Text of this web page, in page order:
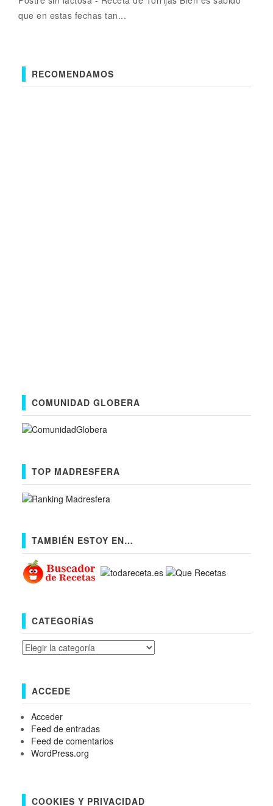
que en estas fechas tan...
RECOMENDAMOS
COMUNIDAD GLOBERA
TOP MADRESFERA
TAMBIÉN ESTOY EN…
CATEGORÍAS
Categorías
ACCEDE
Acceder
Feed de entradas
Feed de comentarios
WordPress.org
COOKIES Y PRIVACIDAD